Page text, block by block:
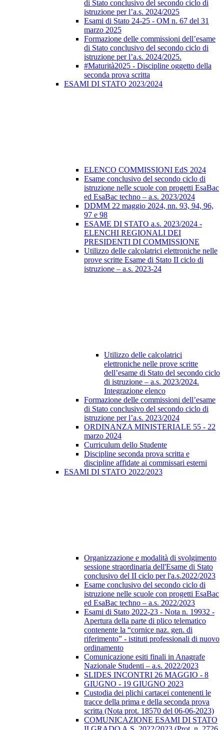
di Stato conclusivo del secondo ciclo di
istruzione per l’a.s. 2024/2025
Esami di Stato 24-25 - OM n. 67 del 31
marzo 2025
Formazione delle commissioni dell’esame
di Stato conclusivo del secondo ciclo di
istruzione per l’a.s. 2024/2025.
#Maturità2025 - Discipline oggetto della
seconda prova scritta
ESAMI DI STATO 2023/2024
ELENCO COMMISSIONI EdS 2024
Esame conclusivo del secondo ciclo di
istruzione nelle scuole con progetti EsaBac
ed EsaBac techno – a.s. 2023/2024
DDMM 22 maggio 2024, nn. 93, 94, 96,
97 e 98
ESAME DI STATO a.s. 2023/2024 -
ELENCHI REGIONALI DEI
PRESIDENTI DI COMMISSIONE
Utilizzo delle calcolatrici elettroniche nelle
prove scritte Esame di Stato II ciclo di
istruzione – a.s. 2023-24
Utilizzo delle calcolatrici
elettroniche nelle prove scritte
dell’esame di Stato del secondo ciclo
di istruzione – a.s. 2023/2024.
Integrazione elenco
Formazione delle commissioni dell’esame
di Stato conclusivo del secondo ciclo di
istruzione per l’a.s. 2023/2024
ORDINANZA MINISTERIALE 55 - 22
marzo 2024
Curriculum dello Studente
Discipline seconda prova scritta e
discipline affidate ai commissari esterni
ESAMI DI STATO 2022/2023
Organizzazione e modalità di svolgimento
sessione straordinaria dell'Esame di Stato
conclusivo del II ciclo per l'a.s.2022/2023
Esame conclusivo del secondo ciclo di
istruzione nelle scuole con progetti EsaBac
ed EsaBac techno – a.s. 2022/2023
Esami di Stato 2022-23 - Nota n. 19932 -
Apertura della parte di plico telematico
contenente la “cornice naz. gen. di
riferimento” - istituti professionali di nuovo
ordinamento
Comunicazione esiti finali in Anagrafe
Nazionale Studenti – a.s. 2022/2023
SLIDES INCONTRI 26 MAGGIO - 8
GIUGNO - 19 GIUGNO 2023
Custodia dei plichi cartacei contenenti le
tracce della prima e della seconda prova
scritta (Nota prot. 18570 del 06-06-2023)
COMUNICAZIONE ESAMI DI STATO